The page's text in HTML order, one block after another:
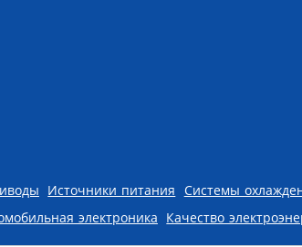
Источники питания Системы
электроника Качество